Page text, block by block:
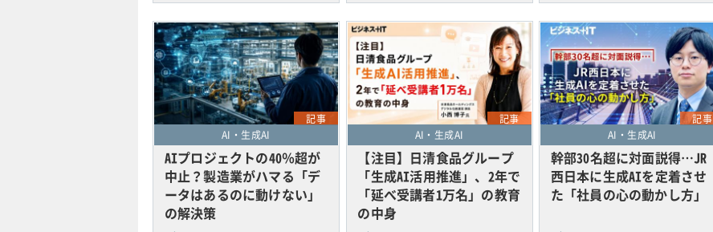
記事
AI・生成AI
AIプロジェクトの40％超が
中止？製造業がハマる「デ
ータはあるのに動けない」
の解決策
記事
AI・生成AI
【注目】日清食品グループ
「生成AI活用推進」、2年で
「延べ受講者1万名」の教育
の中身
記事
AI・生成AI
幹部30名超に対面説得…JR
西日本に生成AIを定着させ
た「社員の心の動かし方」